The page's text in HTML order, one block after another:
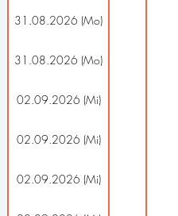
31.08.2026 (Mo)
31.08.2026 (Mo)
02.09.2026 (Mi)
02.09.2026 (Mi)
02.09.2026 (Mi)